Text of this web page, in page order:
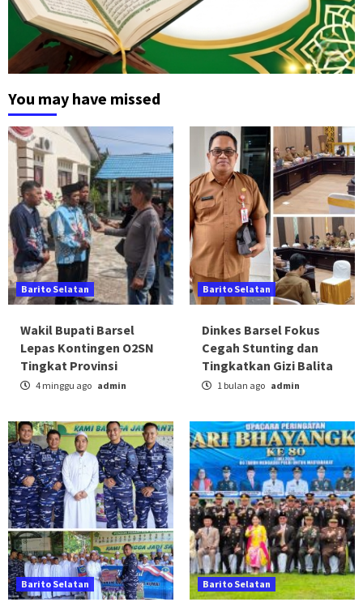
You may have missed
Barito Selatan
Wakil Bupati Barsel
Lepas Kontingen O2SN
Tingkat Provinsi
4 minggu ago admin
Barito Selatan
Dinkes Barsel Fokus
Cegah Stunting dan
Tingkatkan Gizi Balita
1 bulan ago admin
Barito Selatan Barito Selatan